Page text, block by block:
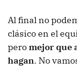
Al final no
clásico en el
peromejor que
hagan. No